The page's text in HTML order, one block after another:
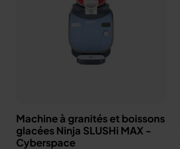
Machine à granités et boissons
glacées Ninja SLUSHi MAX -
Cyberspace